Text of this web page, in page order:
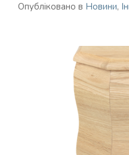
Опубліковано в Новини,